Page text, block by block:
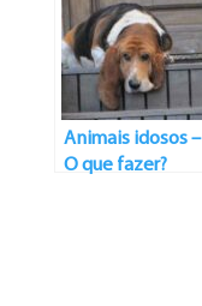
Animais idosos –
O que fazer?